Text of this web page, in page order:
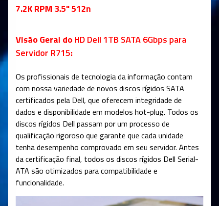
7.2K RPM 3.5" 512n
Visão Geral doHD Dell 1TB SATA 6Gbps para
Servidor R715:
Os profissionais de tecnologia da informação contam
com nossa variedade de novos discos rígidos SATA
certificados pela Dell, que oferecem integridade de
dados e disponibilidade em modelos hot-plug. Todos os
discos rígidos Dell passam por um processo de
qualificação rigoroso que garante que cada unidade
tenha desempenho comprovado em seu servidor. Antes
da certificação final, todos os discos rígidos Dell Serial-
ATA são otimizados para compatibilidade e
funcionalidade.